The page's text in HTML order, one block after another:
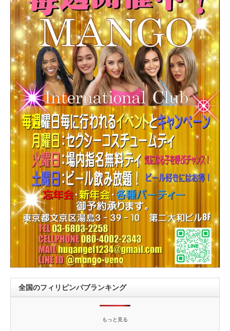
全国のフィリピンパブランキング
もっと見る